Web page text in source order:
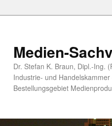
Medien-
Dr. Stefan K. Braun, Dipl.-Ing.
Industrie- und
Bestellungsgebiet